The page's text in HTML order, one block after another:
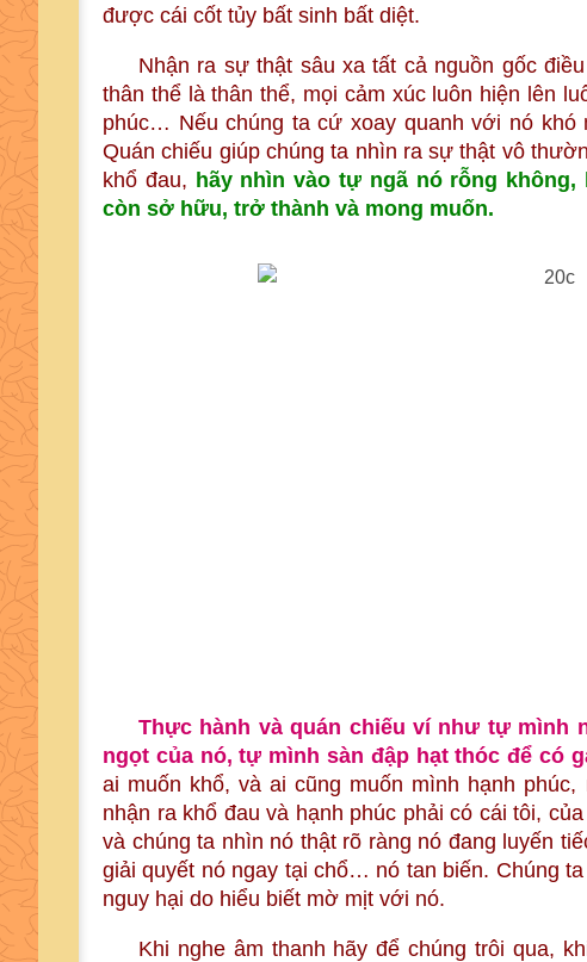
được cái cốt tủy bất sinh bất diệt.
Nhận ra sự thật sâu xa tất cả nguồn gốc
thân thể là thân thể, mọi cảm xúc luôn hiện lên
phúc… Nếu chúng ta cứ xoay quanh với nó khó
Quán chiếu giúp chúng ta nhìn ra sự thật vô
khổ đau, hãy nhìn vào tự ngã nó rỗng
còn sở hữu, trở thành và mong muốn.
Thực hành và quán chiếu ví như tự mình
ngọt của nó, tự mình sàn đập hạt thóc để có
ai muốn khổ, và ai cũng muốn mình hạnh
nhận ra khổ đau và hạnh phúc phải có cái tôi,
và chúng ta nhìn nó thật rõ ràng nó đang luyến
giải quyết nó ngay tại chổ… nó tan biến. Chúng
nguy hại do hiểu biết mờ mịt với nó.
Khi nghe âm thanh hãy để chúng trôi qua,